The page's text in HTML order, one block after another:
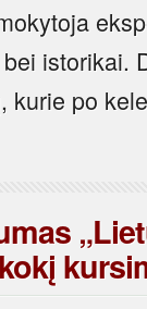
istorikai.
kurie po